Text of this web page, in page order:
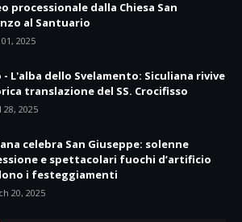
processionale dalla Chiesa San
al Santuario
2025
- L'alba dello Svelamento: Siculiana rivive
translazione del SS. Crocifisso
28, 2025
celebra San Giuseppe: solenne
e spettacolari fuochi d’artificio
i festeggiamenti
20, 2025